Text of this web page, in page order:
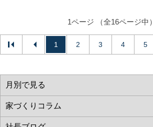
1ページ （全16ページ中）
1 2 3 4 5